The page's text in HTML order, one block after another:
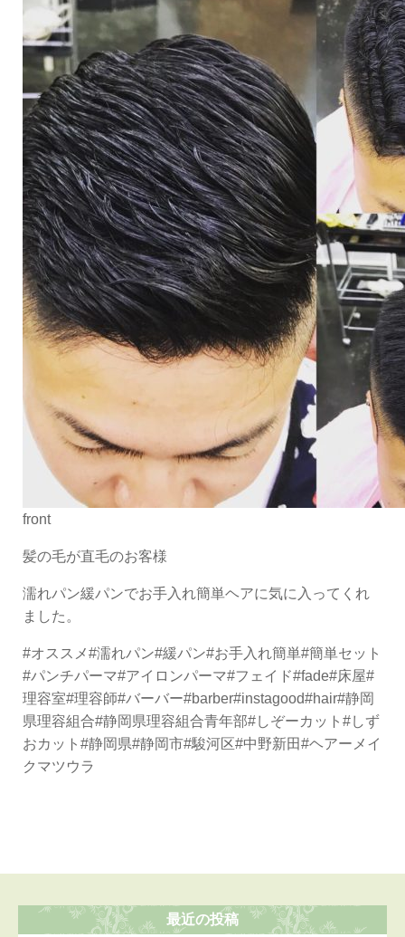
front
髪の毛が直毛のお客様
濡れパン緩パンでお手入れ簡単ヘアに気に入ってくれ
ました。
#オススメ#濡れパン#緩パン#お手入れ簡単#簡単セット
#パンチパーマ#アイロンパーマ#フェイド#fade#床屋#
理容室#理容師#バーバー#barber#instagood#hair#静岡
県理容組合#静岡県理容組合青年部#しぞーカット#しず
おカット#静岡県#静岡市#駿河区#中野新田#ヘアーメイ
クマツウラ
最近の投稿